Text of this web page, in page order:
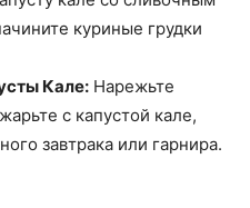
куриные грудки
Кале: Нарежьте
с капустой кале,
завтрака или гарнира.